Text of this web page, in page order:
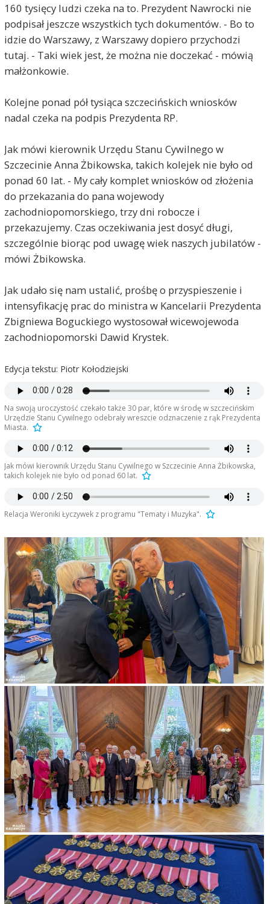
160 tysięcy ludzi czeka na to. Prezydent Nawrocki nie
podpisał jeszcze wszystkich tych dokumentów. - Bo to
idzie do Warszawy, z Warszawy dopiero przychodzi
tutaj. - Taki wiek jest, że można nie doczekać - mówią
małżonkowie.
Kolejne ponad pół tysiąca szczecińskich wniosków
nadal czeka na podpis Prezydenta RP.
Jak mówi kierownik Urzędu Stanu Cywilnego w
Szczecinie Anna Żbikowska, takich kolejek nie było od
ponad 60 lat. - My cały komplet wniosków od złożenia
do przekazania do pana wojewody
zachodniopomorskiego, trzy dni robocze i
przekazujemy. Czas oczekiwania jest dosyć długi,
szczególnie biorąc pod uwagę wiek naszych jubilatów -
mówi Żbikowska.
Jak udało się nam ustalić, prośbę o przyspieszenie i
intensyfikację prac do ministra w Kancelarii Prezydenta
Zbigniewa Boguckiego wystosował wicewojewoda
zachodniopomorski Dawid Krystek.
Edycja tekstu: Piotr Kołodziejski
Na swoją uroczystość czekało także 30 par, które w środę w szczecińskim
Urzędzie Stanu Cywilnego odebrały wreszcie odznaczenie z rąk Prezydenta
Miasta.
Jak mówi kierownik Urzędu Stanu Cywilnego w Szczecinie Anna Żbikowska,
takich kolejek nie było od ponad 60 lat.
Relacja Weroniki Łyczywek z programu "Tematy i Muzyka".